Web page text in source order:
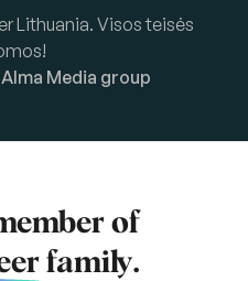
Lithuania. Visos teisės
Alma Media group
of
family.